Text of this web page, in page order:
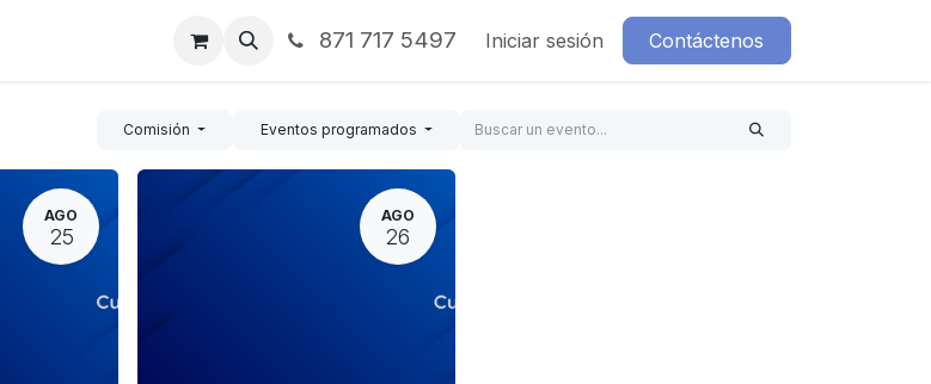
Noticias Contáctenos871 717 5497 Iniciar sesión Contáctenos
Comisión Eventos programados
AGO
25
AGO
26